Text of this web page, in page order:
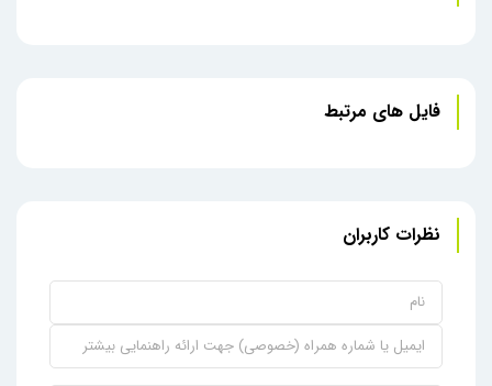
فایل های مرتبط
نظرات کاربران